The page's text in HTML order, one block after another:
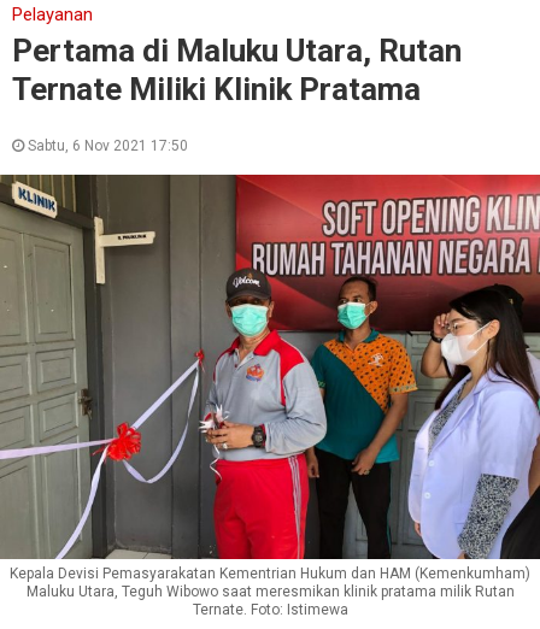
Pelayanan
Pertama di Maluku Utara, Rutan
Ternate Miliki Klinik Pratama
Sabtu, 6 Nov 2021 17:50
Kepala Devisi Pemasyarakatan Kementrian Hukum dan HAM (Kemenkumham)
Maluku Utara, Teguh Wibowo saat meresmikan klinik pratama milik Rutan
Ternate. Foto: Istimewa